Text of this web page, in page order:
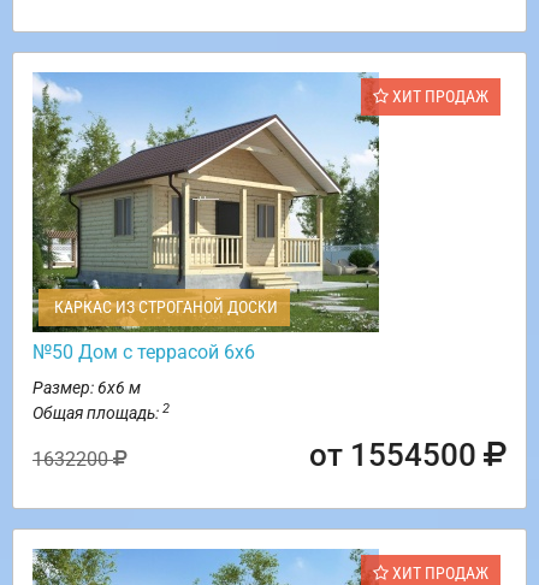
ХИТ ПРОДАЖ
КАРКАС ИЗ СТРОГАНОЙ ДОСКИ
№50 Дом с террасой 6х6
Размер: 6х6 м
Общая площадь: 2
1632200 от 1554500
ХИТ ПРОДАЖ